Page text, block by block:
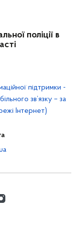
поліції в
підтримки -
зв’язку – за
Інтернет)